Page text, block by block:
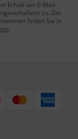
Erhalt von E-Mail-
zu. Die
finden Sie in
.